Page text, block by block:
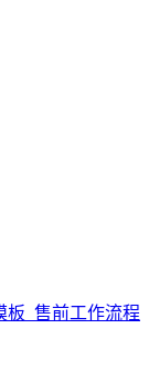
板_售前工作流程